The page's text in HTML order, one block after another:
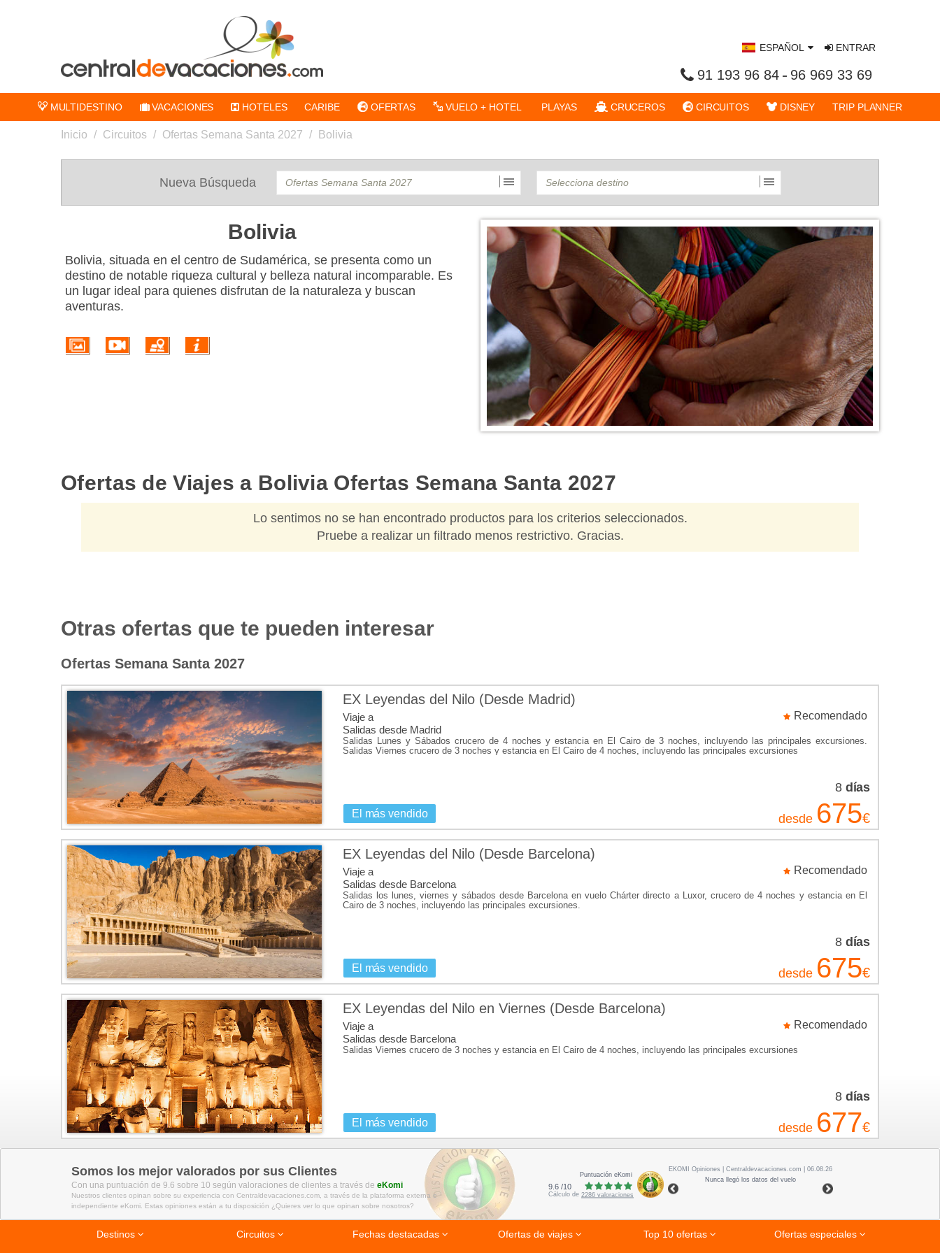
ESPAÑOL
91 193 96 84 96 969 33 69
ENTRAR
MULTIDESTINO VACACIONES HOTELES CARIBE OFERTAS VUELO + HOTEL PLAYAS CRUCEROS CIRCUITOS DISNEY TRIP PLANNER
Inicio / Circuitos / Ofertas Semana Santa 2027 / Bolivia
Nueva Búsqueda
Bolivia
Bolivia, situada en el centro de Sudamérica, se presenta como un
destino de notable riqueza cultural y belleza natural incomparable. Es
un lugar ideal para quienes disfrutan de la naturaleza y buscan
aventuras.
Bolivia, situada en el centro de Sudamérica, se presenta como un destino de notable riqueza
cultural y belleza natural incomparable. Es un lugar ideal para quienes disfrutan de la naturaleza y
buscan aventuras, ya que un viaje a Bolivia ofrece la oportunidad de descubrir paisajes diversos y
cautivadores, desde las majestuosas montañas de los Andes hasta el lago Titicaca, que se
Ofertas de Viajes a Bolivia Ofertas Semana Santa 2027
Lo sentimos no se han encontrado productos para los criterios seleccionados.
Pruebe a realizar un filtrado menos restrictivo. Gracias.
Otras ofertas que te pueden interesar
Ofertas Semana Santa 2027
EX Leyendas del Nilo (Desde Madrid)
Viaje a
Salidas desde Madrid
Recomendado
Salidas Lunes y Sábados crucero de 4 noches y estancia en El Cairo de 3 noches, incluyendo las principales excursiones.
Salidas Viernes crucero de 3 noches y estancia en El Cairo de 4 noches, incluyendo las principales excursiones
El más vendido
8 días
675€
desde
EX Leyendas del Nilo (Desde Barcelona)
Viaje a
Salidas desde Barcelona
Recomendado
Salidas los lunes, viernes y sábados desde Barcelona en vuelo Chárter directo a Luxor, crucero de 4 noches y estancia en El
Cairo de 3 noches, incluyendo las principales excursiones.
El más vendido
8 días
675€
desde
EX Leyendas del Nilo en Viernes (Desde Barcelona)
Viaje a
Salidas desde Barcelona
Recomendado
Salidas Viernes crucero de 3 noches y estancia en El Cairo de 4 noches, incluyendo las principales excursiones
El más vendido
8 días
677€
desde
Somos los mejor valorados por sus Clientes
Con una puntuación de 9.6 sobre 10 según valoraciones de clientes a través de eKomi
Nuestros clientes opinan sobre su experiencia con Centraldevacaciones.com, a través de la plataforma externa e
independiente eKomi. Estas opiniones están a tu disposición ¿Quieres ver lo que opinan sobre nosotros?
Puntuación eKomi
9.6/10
Cálculo de2286valoraciones
EKOMIOpiniones
| Centraldevacaciones.com | 06.08.26
Nunca llegó los datos del vuelo
Destinos Circuitos Fechas destacadas Ofertas de viajes Top 10 ofertas Ofertas especiales